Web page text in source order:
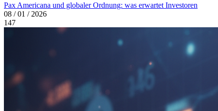
Pax Americana und globaler Ordnung: was erwartet Investoren
08 / 01 / 2026
147